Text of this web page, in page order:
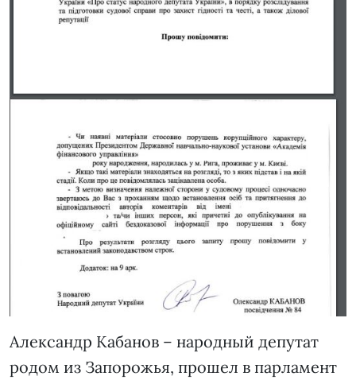
Александр Кабанов – народный депутат
родом из Запорожья, прошел в парламент